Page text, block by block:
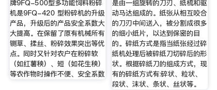
牌9FQ-500型多功能饲料粉碎
机是9FQ-420 型粉碎机的升级
产品，升级后的产品安全系数大
大提高。在保留了原有机械所有
铡草、揉丝、粉碎效果突出等优
点。同时又针对农户在粉碎软
（如红薯秧）、短（如花生秧）
等农作物时操作不便、安全系数
是由一组旋转的刀刃、纸梳和驱
动马达组成的。纸张从相互咬合
的刀刃中间送入，被分割成很多
的细小纸片，以达到保密的目
的。碎纸方式是指当纸张经过碎
纸机处理后被碎纸刀切碎后的形
状。根据碎纸刀的组成方式，现
有的碎纸方式有:碎状、粒状、
段状、沫状、条状、丝状等。